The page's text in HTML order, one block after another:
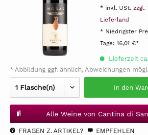
* inkl. USt. zzgl.
Lieferland
* Niedrigster
Tage: 16,01 €*
Lieferzeit
* Abbildung ggf. ähnlich, Abweichungen
In den
Alle Weine von Cantina di
FRAGEN Z. ARTIKEL? EMPFEHLEN